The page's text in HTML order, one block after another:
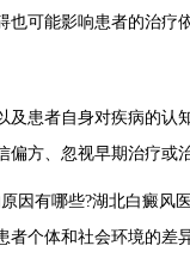
可能影响患者的治疗
患者自身对疾病的认
方、忽视早期治疗或
有哪些?湖北白癜风
者个体和社会环境的差